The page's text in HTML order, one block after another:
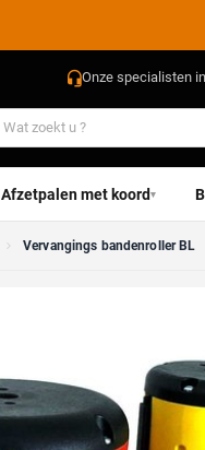
Onze specialisten in
Afzetpalen met koord▾
Vervangings bandenroller BL